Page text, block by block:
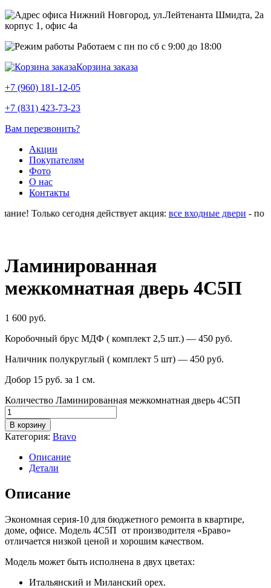
Нижний Новгород, ул.Лейтенанта Шмидта, 2а
корпус 1, офис 4a
Работаем с пн по сб с 9:00 до 18:00
Корзина заказа
+7 (960) 181-12-05
+7 (831) 423-73-23
Вам перезвонить?
Акции
Покупателям
Фото
О нас
Контакты
Только сегодня действует акция:все входные двери- по
Ламинированная
межкомнатная дверь 4С5П
1 600 руб.
Коробочный брус МДФ ( комплект 2,5 шт.) — 450 руб.
Наличник полукруглый ( комплект 5 шт) — 450 руб.
Добор 15 руб. за 1 см.
Количество Ламинированная межкомнатная дверь 4С5П
В корзину
Категория: Bravo
Описание
Детали
Описание
Экономная серия-10 для бюджетного ремонта в квартире,
доме, офисе. Модель 4С5П от производителя «Браво»
отличается низкой ценой и хорошим качеством.
Модель может быть исполнена в двух цветах:
Итальянский и Миланский орех.